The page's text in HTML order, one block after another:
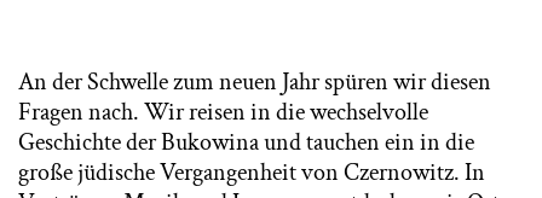
An der Schwelle zum neuen Jahr spüren wir diesen
Fragen nach. Wir reisen in die wechselvolle
Geschichte der Bukowina und tauchen ein in die
große jüdische Vergangenheit von Czernowitz. In